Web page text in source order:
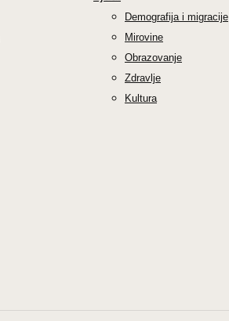
Demografija i migracije
Mirovine
Obrazovanje
Zdravlje
Kultura